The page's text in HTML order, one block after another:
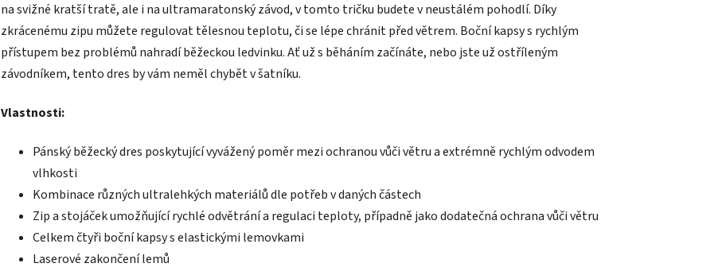
na svižné kratší tratě, ale i na ultramaratonský závod, v tomto tričku budete v neustálém pohodlí. Díky
zkrácenému zipu můžete regulovat tělesnou teplotu, či se lépe chránit před větrem. Boční kapsy s rychlým
přístupem bez problémů nahradí běžeckou ledvinku. Ať už s běháním začínáte, nebo jste už ostříleným
závodníkem, tento dres by vám neměl chybět v šatníku.
Vlastnosti:
Pánský běžecký dres poskytující vyvážený poměr mezi ochranou vůči větru a extrémně rychlým odvodem
vlhkosti
Kombinace různých ultralehkých materiálů dle potřeb v daných částech
Zip a stojáček umožňující rychlé odvětrání a regulaci teploty, případně jako dodatečná ochrana vůči větru
Celkem čtyři boční kapsy s elastickými lemovkami
Laserové zakončení lemů